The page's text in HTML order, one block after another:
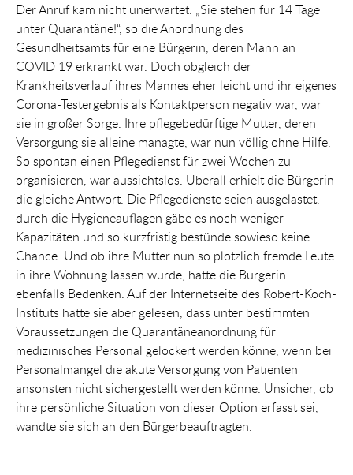
Der Anruf kam nicht unerwartet: „Sie stehen für 14 Tage
unter Quarantäne!“, so die Anordnung des
Gesundheitsamts für eine Bürgerin, deren Mann an
COVID 19 erkrankt war. Doch obgleich der
Krankheitsverlauf ihres Mannes eher leicht und ihr eigenes
Corona-Testergebnis als Kontaktperson negativ war, war
sie in großer Sorge. Ihre pflegebedürftige Mutter, deren
Versorgung sie alleine managte, war nun völlig ohne Hilfe.
So spontan einen Pflegedienst für zwei Wochen zu
organisieren, war aussichtslos. Überall erhielt die Bürgerin
die gleiche Antwort. Die Pflegedienste seien ausgelastet,
durch die Hygieneauflagen gäbe es noch weniger
Kapazitäten und so kurzfristig bestünde sowieso keine
Chance. Und ob ihre Mutter nun so plötzlich fremde Leute
in ihre Wohnung lassen würde, hatte die Bürgerin
ebenfalls Bedenken. Auf der Internetseite des Robert-Koch-
Instituts hatte sie aber gelesen, dass unter bestimmten
Voraussetzungen die Quarantäneanordnung für
medizinisches Personal gelockert werden könne, wenn bei
Personalmangel die akute Versorgung von Patienten
ansonsten nicht sichergestellt werden könne. Unsicher, ob
ihre persönliche Situation von dieser Option erfasst sei,
wandte sie sich an den Bürgerbeauftragten.